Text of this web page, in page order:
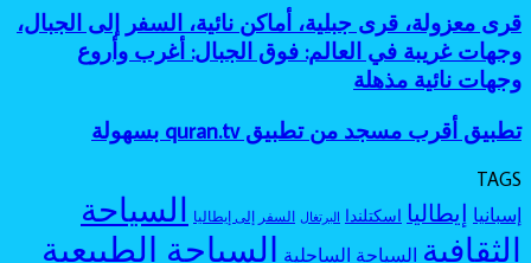
ملونة
بألوان
لا
تصدق
الأمازون،
مغامرات
في
الغابات،
غريبة
في
العالم
العالم،
سياحة
الكهوف،
استكشاف
أماكن
للسفر:
لرحلة
استكشاف
مذهلة
قرى
معزولة،
قرى
جبلية،
نائية،
إلى
وجهات
غريبة
قرى معزولة، قرى جبلية، أماكن نائية، السفر إلى الجبال،
وجهات غريبة في العالم: فوق الجبال: أغرب وأروع
وجهات نائية مذهلة
تطبيق
أقرب
مسجد
تطبيق
quran.tv
تطبيق أقرب مسجد من تطبيق quran.tv بسهولة
TAGS
إسبانيا إيطاليا اسكتلندا البرتغال السفر إلى إيطاليا
السياحة
الثقافية
السياحة الساحلية السياحة الطبيعية